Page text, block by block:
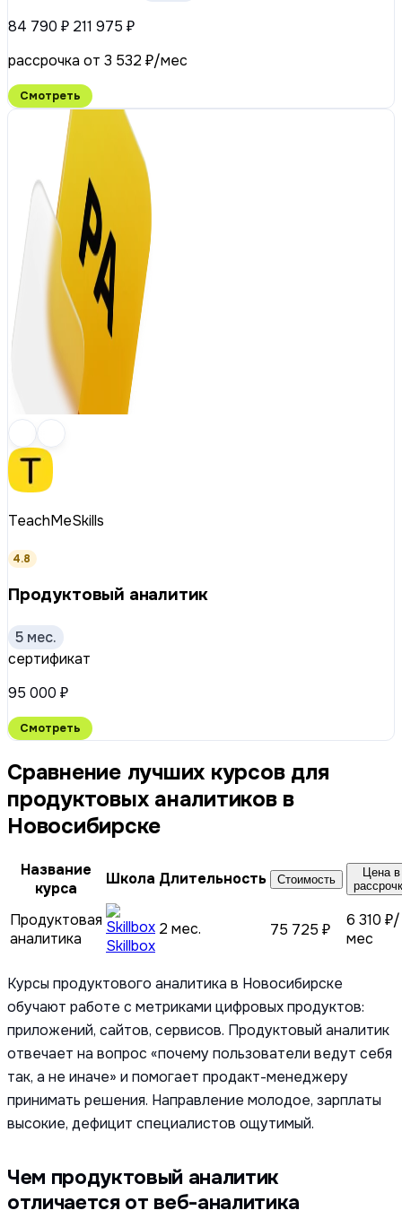
84 790 ₽ 211 975 ₽
рассрочка от 3 532 ₽/мес
Смотреть
TeachMeSkills
4.8
Продуктовый аналитик
5 мес.
сертификат
95 000 ₽
Смотреть
Сравнение лучших курсов для
продуктовых аналитиков в
Новосибирске
Название
курса
Школа Длительность Стоимость
Цена в
Продуктовая
аналитика
Skillbox
2 мес. 75 725 ₽
6 310 ₽/
мес
Курсы продуктового аналитика в Новосибирске
обучают работе с метриками цифровых продуктов:
приложений, сайтов, сервисов. Продуктовый аналитик
отвечает на вопрос «почему пользователи ведут себя
так, а не иначе» и помогает продакт-менеджеру
принимать решения. Направление молодое, зарплаты
высокие, дефицит специалистов ощутимый.
Чем продуктовый аналитик
отличается от веб-аналитика